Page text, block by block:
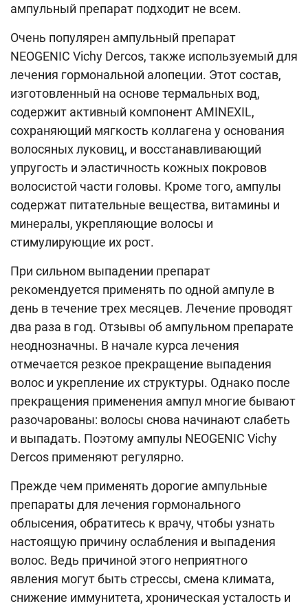
ампульный препарат подходит не всем.
Очень популярен ампульный препарат
NEOGENIC Vichy Dercos, также используемый для
лечения гормональной алопеции. Этот состав,
изготовленный на основе термальных вод,
содержит активный компонент AMINEXIL,
сохраняющий мягкость коллагена у основания
волосяных луковиц, и восстанавливающий
упругость и эластичность кожных покровов
волосистой части головы. Кроме того, ампулы
содержат питательные вещества, витамины и
минералы, укрепляющие волосы и
стимулирующие их рост.
При сильном выпадении препарат
рекомендуется применять по одной ампуле в
день в течение трех месяцев. Лечение проводят
два раза в год. Отзывы об ампульном препарате
неоднозначны. В начале курса лечения
отмечается резкое прекращение выпадения
волос и укрепление их структуры. Однако после
прекращения применения ампул многие бывают
разочарованы: волосы снова начинают слабеть
и выпадать. Поэтому ампулы NEOGENIC Vichy
Dercos применяют регулярно.
Прежде чем применять дорогие ампульные
препараты для лечения гормонального
облысения, обратитесь к врачу, чтобы узнать
настоящую причину ослабления и выпадения
волос. Ведь причиной этого неприятного
явления могут быть стрессы, смена климата,
снижение иммунитета, хроническая усталость и